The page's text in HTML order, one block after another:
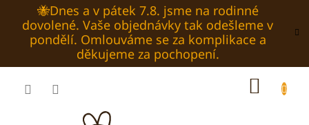
obsah
🐝Dnes a v pátek 7.8. jsme na rodinné
dovolené. Vaše objednávky tak odešleme v
pondělí. Omlouváme se za komplikace a
děkujeme za pochopení.